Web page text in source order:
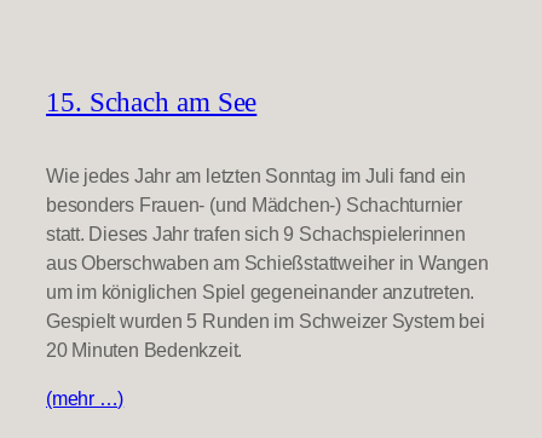
15. Schach am See
Wie jedes Jahr am letzten Sonntag im Juli fand ein
besonders Frauen- (und Mädchen-) Schachturnier
statt. Dieses Jahr trafen sich 9 Schachspielerinnen
aus Oberschwaben am Schießstattweiher in Wangen
um im königlichen Spiel gegeneinander anzutreten.
Gespielt wurden 5 Runden im Schweizer System bei
20 Minuten Bedenkzeit.
(mehr …)